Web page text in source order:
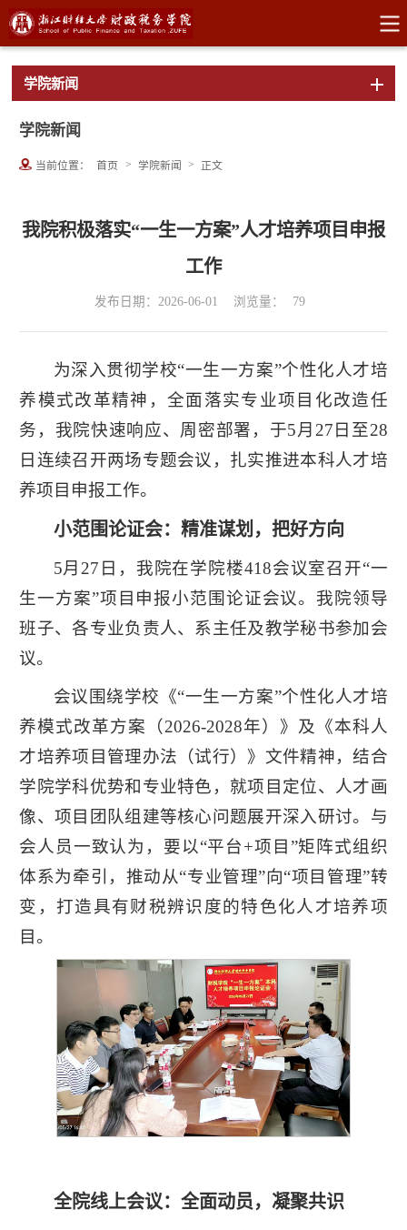
学院新闻
学院新闻
当前位置： 首页 > 学院新闻 > 正文
我院积极落实“一生一方案”人才培养项目申报
工作
发布日期：2026-06-01 浏览量： 79
为深入贯彻学校“一生一方案”个性化人才培
养模式改革精神，全面落实专业项目化改造任
务，我院快速响应、周密部署，于5月27日至28
日连续召开两场专题会议，扎实推进本科人才培
养项目申报工作。
小范围论证会：精准谋划，把好方向
5月27日，我院在学院楼418会议室召开“一
生一方案”项目申报小范围论证会议。我院领导
班子、各专业负责人、系主任及教学秘书参加会
议。
会议围绕学校《“一生一方案”个性化人才培
养模式改革方案（2026-2028年）》及《本科人
才培养项目管理办法（试行）》文件精神，结合
学院学科优势和专业特色，就项目定位、人才画
像、项目团队组建等核心问题展开深入研讨。与
会人员一致认为，要以“平台+项目”矩阵式组织
体系为牵引，推动从“专业管理”向“项目管理”转
变，打造具有财税辨识度的特色化人才培养项
目。
全院线上会议：全面动员，凝聚共识